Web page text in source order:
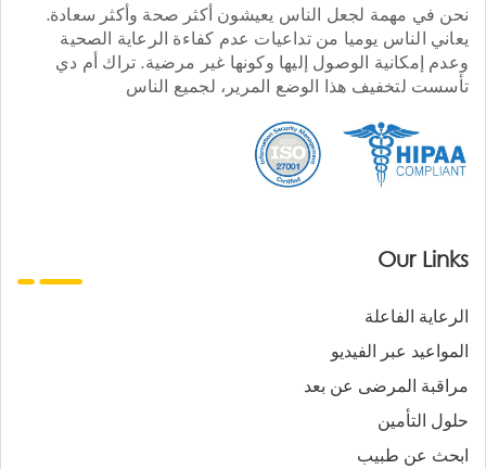
نحن في مهمة لجعل الناس يعيشون أكثر صحة وأكثر سعادة.
يعاني الناس يوميا من تداعيات عدم كفاءة الرعاية الصحية
وعدم إمكانية الوصول إليها وكونها غير مرضية. تراك أم دي
تأسست لتخفيف هذا الوضع المرير، لجميع الناس
Our Links
الرعاية الفاعلة
المواعيد عبر الفيديو
مراقبة المرضى عن بعد
حلول التأمين
ابحث عن طبيب